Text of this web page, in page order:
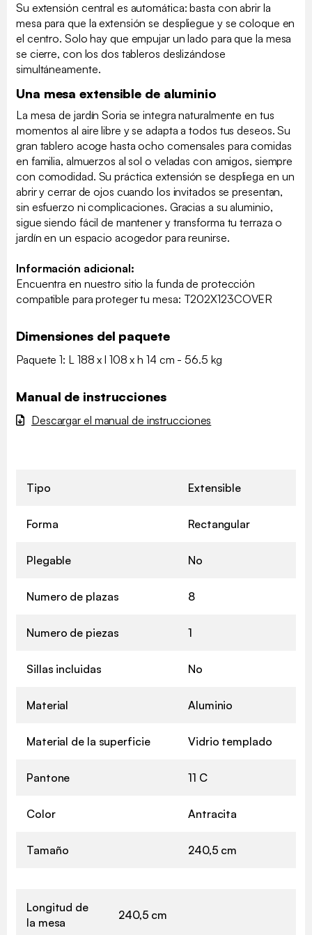
Su extensión central es automática: basta con abrir la
mesa para que la extensión se despliegue y se coloque en
el centro. Solo hay que empujar un lado para que la mesa
se cierre, con los dos tableros deslizándose
simultáneamente.
Una mesa extensible de aluminio
La mesa de jardín Soria se integra naturalmente en tus
momentos al aire libre y se adapta a todos tus deseos. Su
gran tablero acoge hasta ocho comensales para comidas
en familia, almuerzos al sol o veladas con amigos, siempre
con comodidad. Su práctica extensión se despliega en un
abrir y cerrar de ojos cuando los invitados se presentan,
sin esfuerzo ni complicaciones. Gracias a su aluminio,
sigue siendo fácil de mantener y transforma tu terraza o
jardín en un espacio acogedor para reunirse.
Información adicional:
Encuentra en nuestro sitio la funda de protección
compatible para proteger tu mesa: T202X123COVER
Dimensiones del paquete
Paquete 1: L 188 x l 108 x h 14 cm - 56.5 kg
Manual de instrucciones
Descargar el manual de instrucciones
Tipo Extensible
Forma Rectangular
Plegable No
Numero de plazas 8
Numero de piezas 1
Sillas incluidas No
Material Aluminio
Material de la superficie Vidrio templado
Pantone 11 C
Color Antracita
Tamaño 240,5 cm
Longitud de
la mesa
240,5 cm